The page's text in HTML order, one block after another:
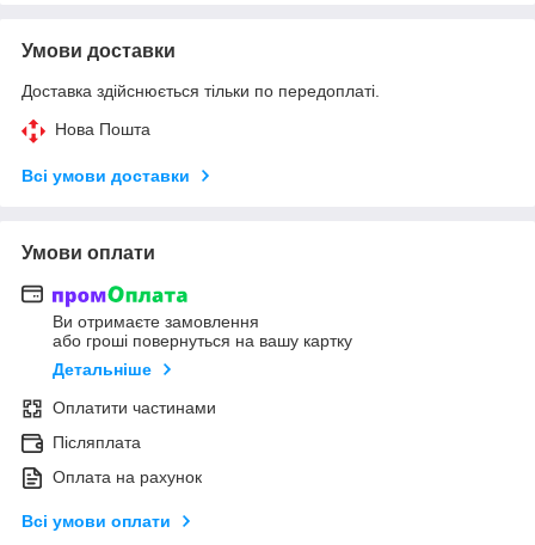
Умови доставки
Доставка здійснюється тільки по передоплаті.
Нова Пошта
Всі умови доставки
Умови оплати
Ви отримаєте замовлення
або гроші повернуться на вашу картку
Детальніше
Оплатити частинами
Післяплата
Оплата на рахунок
Всі умови оплати